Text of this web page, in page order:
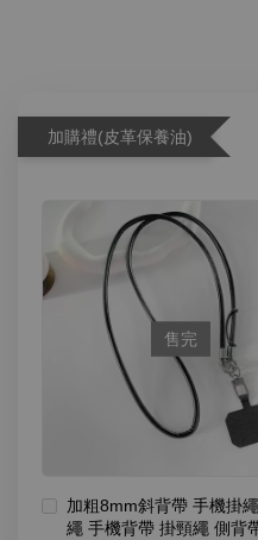
加購禮(皮革保養油)
售完
加粗8mm斜背帶 手機掛
繩 手機背帶 掛頸繩 側背